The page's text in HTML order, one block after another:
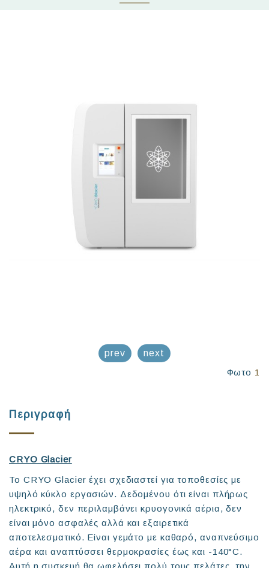
prev
next
Φωτο 1
Περιγραφή
CRYO Glacier
Το CRYO Glacier έχει σχεδιαστεί για τοποθεσίες με
υψηλό κύκλο εργασιών. Δεδομένου ότι είναι πλήρως
ηλεκτρικό, δεν περιλαμβάνει κρυογονικά αέρια, δεν
είναι μόνο ασφαλές αλλά και εξαιρετικά
αποτελεσματικό. Είναι γεμάτο με καθαρό, αναπνεύσιμο
αέρα και αναπτύσσει θερμοκρασίες έως και -140°C.
Αυτή η συσκευή θα ωφελήσει πολύ τους πελάτες, την